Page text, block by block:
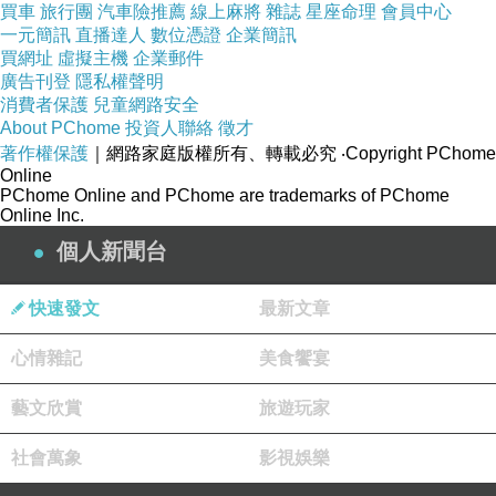
她日後會不會拋棄自己小孩？老師堅定的說不會，他們又
問，就算他(嬰兒)一直放屁也不會放棄？就算他脖子長的
像長頸鹿也不放棄？就算........；《酷瓜人生》結局收在這
聽來童趣可愛的提問上，但仔細想想，那一句句「就算怎
樣也不會放棄」的話語，其實都是育幼院孩子們焦慮心情
的投射，真的可以犯錯又被原諒嗎、真的可以被理解與包
容而不會被拋棄嗎？世界上真的存在有不離不棄的幸福
嗎？
《酷瓜人生》拍得不悲情(甚至讓人感受到愛的可能救贖力
量)，可是我看著看著，心情依舊哀愁了起來。
種瓜類植物(台灣稱為櫛瓜)，難怪育幼院孩子西蒙故意喊
買車 旅行團 汽車險推薦 線上麻將 雜誌 星座命理 會員中心
一元簡訊 直播達人 數位憑證 企業簡訊
買網址 虛擬主機 企業郵件
廣告刊登 隱私權聲明
消費者保護 兒童網路安全
About PChome 投資人聯絡 徵才
著作權保護 ｜網路家庭版權所有、轉載必究 ‧Copyright PChome
Online
PChome Online and PChome are trademarks of PChome
Online Inc.
個人新聞台
快速發文 最新文章
心情雜記 美食饗宴
藝文欣賞 旅遊玩家
社會萬象 影視娛樂